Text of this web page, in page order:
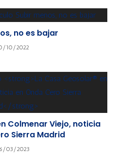
no es bajar
10/2022
Colmenar Viejo, noticia
Sierra Madrid
03/2023